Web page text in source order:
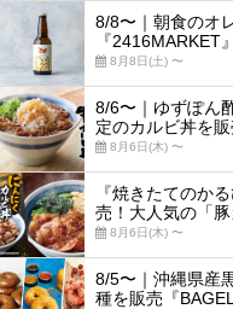
8/8〜｜朝食のオ
『2416MARKET
8月8日(土) 〜
8/6〜｜ゆずぽん
定のカルビ丼を
8月6日(木) 〜
『焼きたてのか
売！大人気の「
8月6日(木) 〜
8/5〜｜沖縄県産
種を販売『